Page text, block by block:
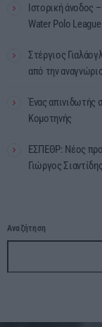
Ιστορική άνοδος
Water Polo
Στέργιος
από την
Ένας απινιδωτής
Κομοτηνής
ΕΣΠΕΘΡ: Νέος
Γιώργος Σιαντίδης
Αναζήτηση